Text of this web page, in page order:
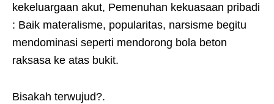
kekeluargaan akut, Pemenuhan kekuasaan pribadi
: Baik materalisme, popularitas, narsisme begitu
mendominasi seperti mendorong bola beton
raksasa ke atas bukit.
Bisakah terwujud?.